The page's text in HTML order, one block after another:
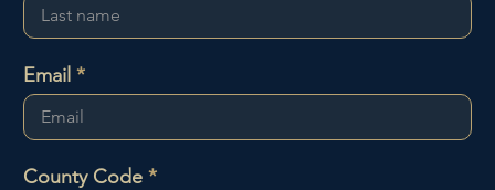
Email
County Code